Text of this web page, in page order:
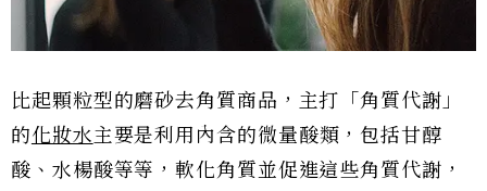
比起顆粒型的磨砂去角質商品，主打「角質代謝」
的化妝水主要是利用內含的微量酸類，包括甘醇
酸、水楊酸等等，軟化角質並促進這些角質代謝，